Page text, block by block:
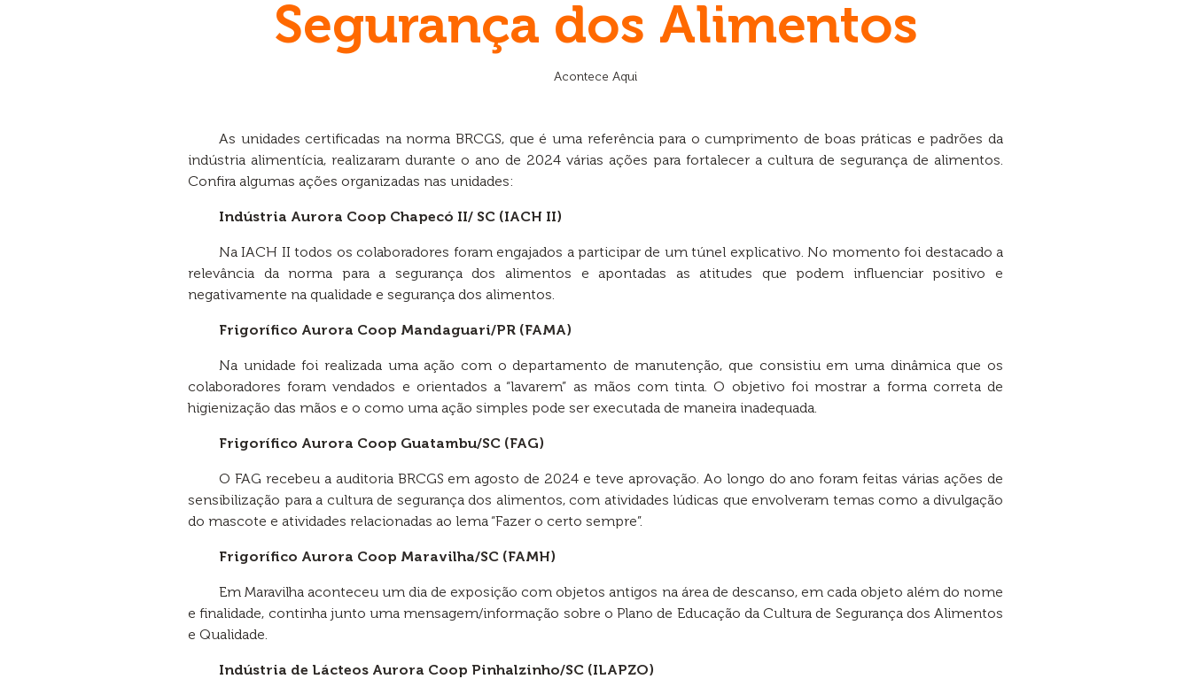
Segurança dos Alimentos
Acontece Aqui
As unidades certificadas na norma BRCGS, que é uma referência para o cumprimento de boas práticas e padrões da
indústria alimentícia, realizaram durante o ano de 2024 várias ações para fortalecer a cultura de segurança de alimentos.
Confira algumas ações organizadas nas unidades:
Indústria Aurora Coop Chapecó II/ SC (IACH II)
Na IACH II todos os colaboradores foram engajados a participar de um túnel explicativo. No momento foi destacado a
relevância da norma para a segurança dos alimentos e apontadas as atitudes que podem influenciar positivo e
negativamente na qualidade e segurança dos alimentos.
Frigorífico Aurora Coop Mandaguari/PR (FAMA)
Na unidade foi realizada uma ação com o departamento de manutenção, que consistiu em uma dinâmica que os
colaboradores foram vendados e orientados a “lavarem” as mãos com tinta. O objetivo foi mostrar a forma correta de
higienização das mãos e o como uma ação simples pode ser executada de maneira inadequada.
Frigorífico Aurora Coop Guatambu/SC (FAG)
O FAG recebeu a auditoria BRCGS em agosto de 2024 e teve aprovação. Ao longo do ano foram feitas várias ações de
sensibilização para a cultura de segurança dos alimentos, com atividades lúdicas que envolveram temas como a divulgação
do mascote e atividades relacionadas ao lema “Fazer o certo sempre”.
Frigorífico Aurora Coop Maravilha/SC (FAMH)
Em Maravilha aconteceu um dia de exposição com objetos antigos na área de descanso, em cada objeto além do nome
e finalidade, continha junto uma mensagem/informação sobre o Plano de Educação da Cultura de Segurança dos Alimentos
e Qualidade.
Indústria de Lácteos Aurora Coop Pinhalzinho/SC (ILAPZO)